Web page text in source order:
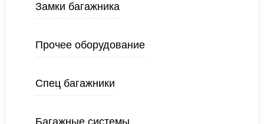
Замки багажника
Прочее оборудование
Спец багажники
Багажные системы